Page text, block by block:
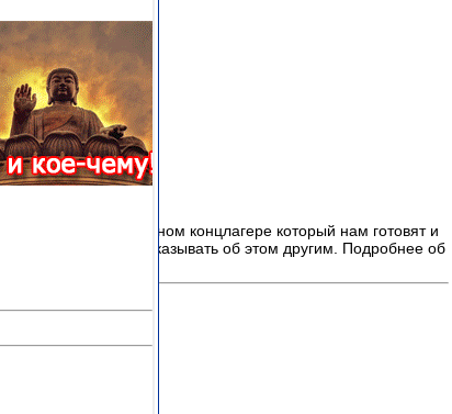
и электронном концлагере который нам готовят и
важно рассказывать об этом другим. Подробнее об